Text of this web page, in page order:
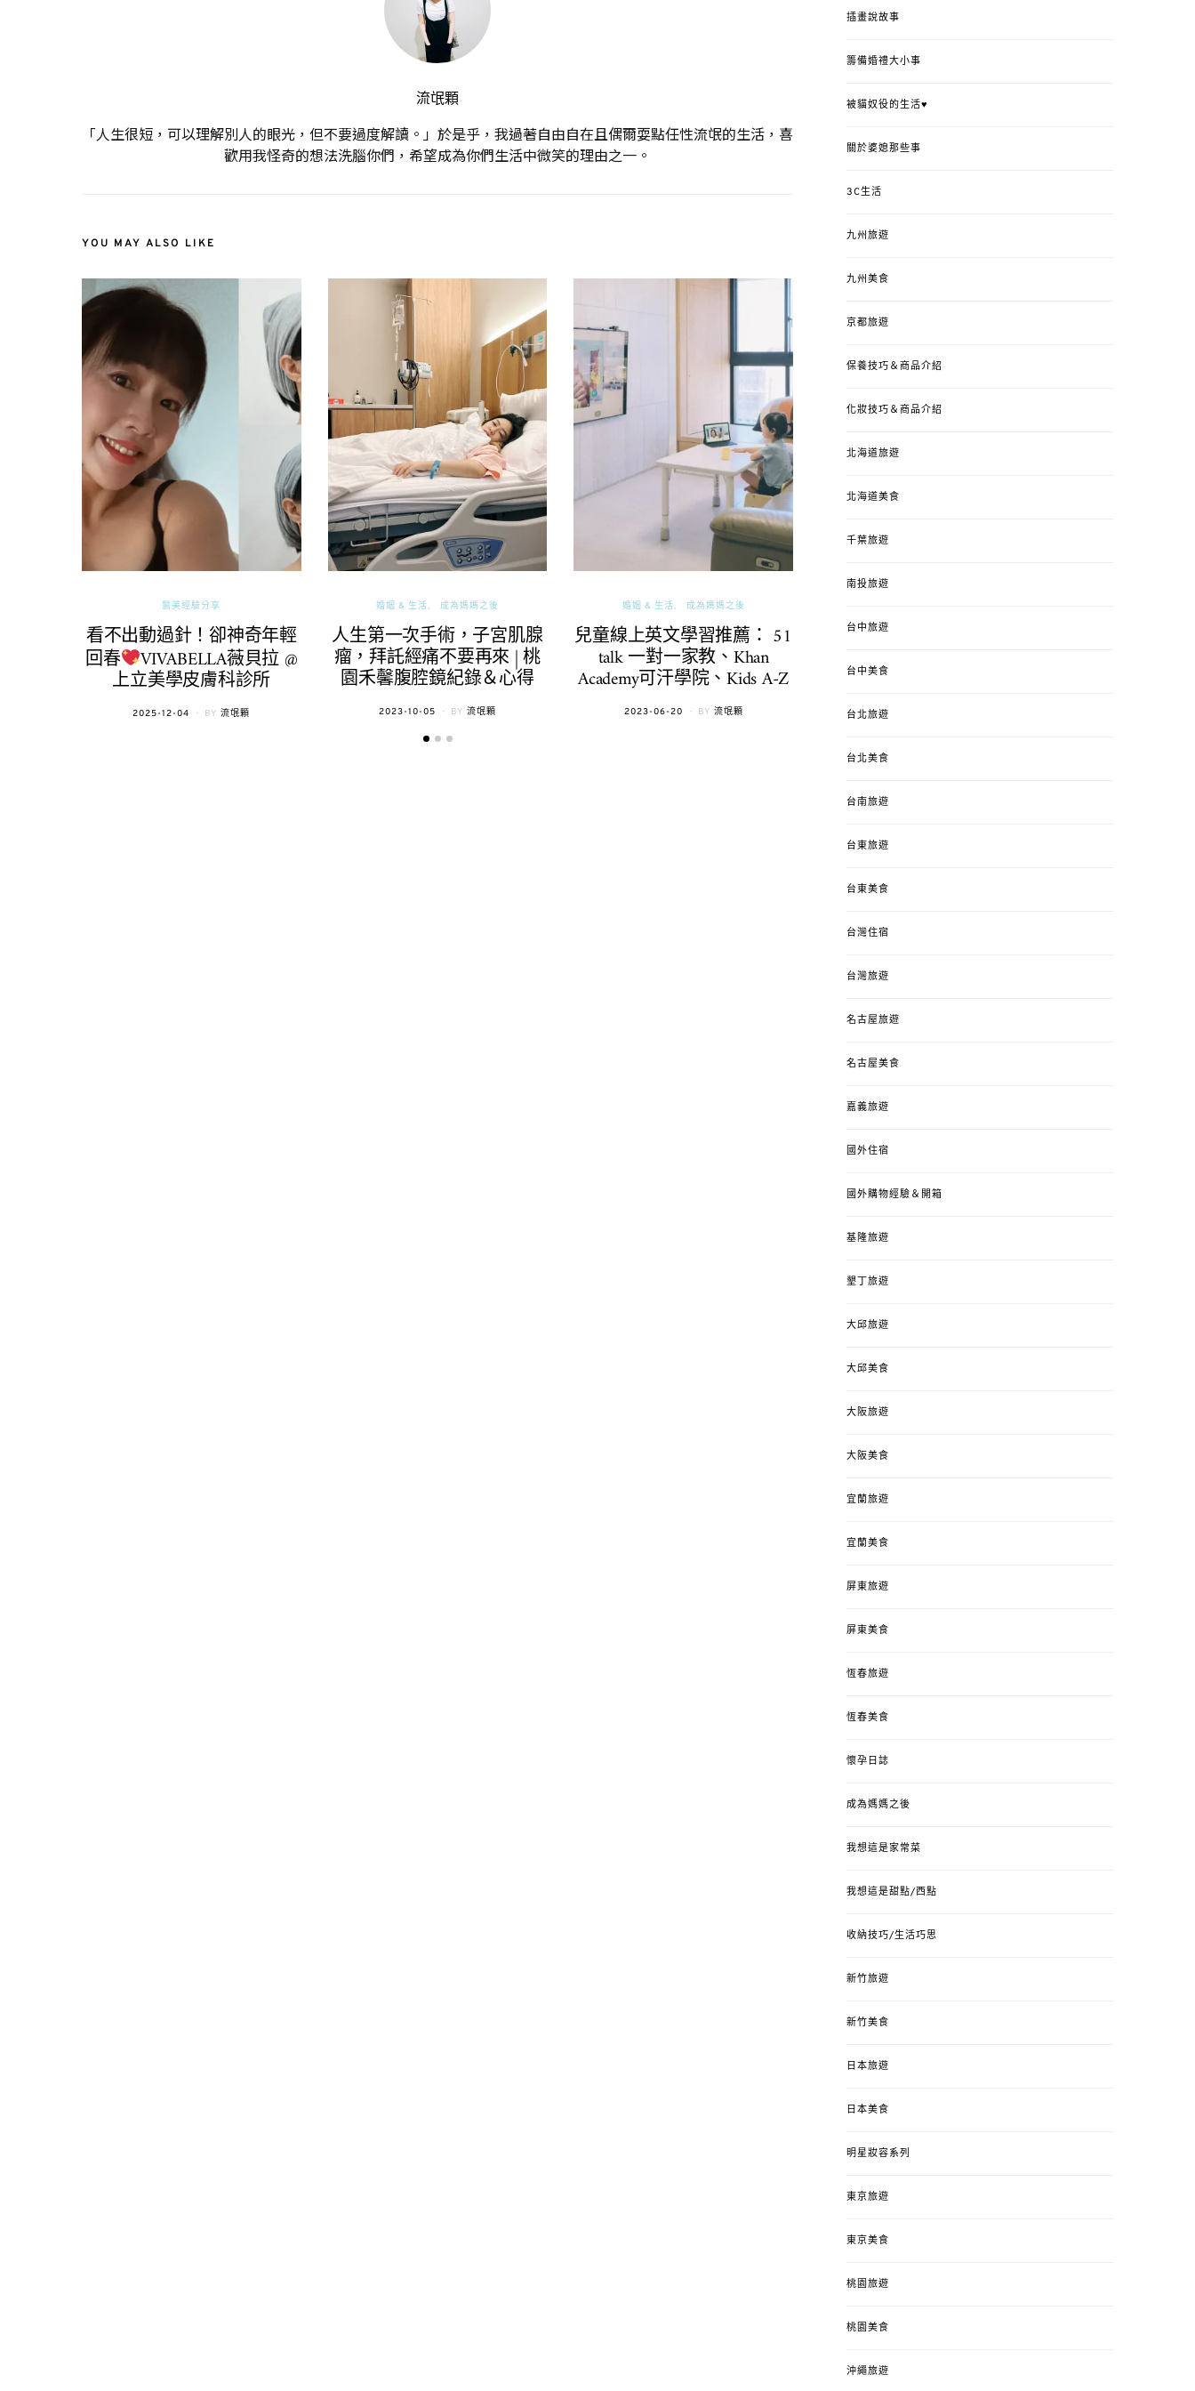
流氓顆
「人生很短，可以理解別人的眼光，但不要過度解讀。」於是乎，我過著自由自在且偶爾耍點任性流氓的生活，喜
歡用我怪奇的想法洗腦你們，希望成為你們生活中微笑的理由之一。
YOU MAY ALSO LIKE
醫美經驗分享
看不出動過針！卻神奇年輕
回春 VIVABELLA薇貝拉 @
上立美學皮膚科診所
POSTED
2025-12-04 BY 流氓顆
婚姻 & 生活 成為媽媽之後
人生第一次手術，子宮肌腺
瘤，拜託經痛不要再來 | 桃
園禾馨腹腔鏡紀錄＆心得
POSTED
2023-10-05 BY 流氓顆
婚姻 & 生活 成為媽媽之後
兒童線上英文學習推薦： 51
talk 一對一家教、Khan
Academy可汗學院、Kids A-Z
POSTED
2023-06-20 BY 流氓顆
4y3m ：視力檢查、練習犯
錯、認識華德福
插畫說故事
籌備婚禮大小事
被貓奴役的生活♥
關於婆媳那些事
3C生活
九州旅遊
九州美食
京都旅遊
保養技巧＆商品介紹
化妝技巧＆商品介紹
北海道旅遊
北海道美食
千葉旅遊
南投旅遊
台中旅遊
台中美食
台北旅遊
台北美食
台南旅遊
台東旅遊
台東美食
台灣住宿
台灣旅遊
名古屋旅遊
名古屋美食
嘉義旅遊
國外住宿
國外購物經驗＆開箱
基隆旅遊
墾丁旅遊
大邱旅遊
大邱美食
大阪旅遊
大阪美食
宜蘭旅遊
宜蘭美食
屏東旅遊
屏東美食
恆春旅遊
恆春美食
懷孕日誌
成為媽媽之後
我想這是家常菜
我想這是甜點/西點
收納技巧/生活巧思
新竹旅遊
新竹美食
日本旅遊
日本美食
明星妝容系列
東京旅遊
東京美食
桃園旅遊
桃園美食
沖繩旅遊